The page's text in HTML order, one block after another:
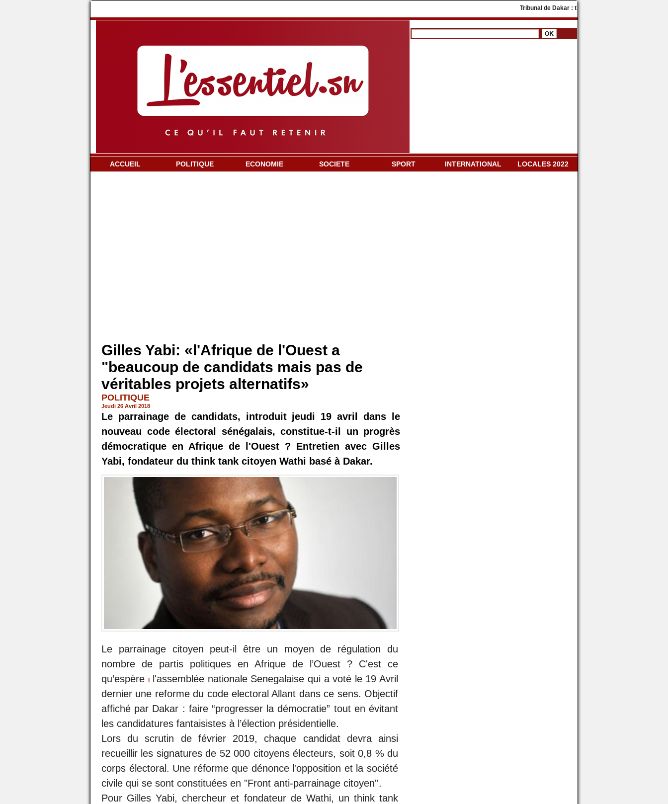
Tribunal de Dakar : trois militants de PASTEF
ACCUEIL POLITIQUE ECONOMIE SOCIETE SPORT INTERNATIONAL LOCALES 2022
Gilles Yabi: «l'Afrique de l'Ouest a
"beaucoup de candidats mais pas de
véritables projets alternatifs»
POLITIQUE
Jeudi 26 Avril 2018
Le parrainage de candidats, introduit jeudi 19 avril dans le
nouveau code électoral sénégalais, constitue-t-il un progrès
démocratique en Afrique de l'Ouest ? Entretien avec Gilles
Yabi, fondateur du think tank citoyen Wathi basé à Dakar.
Le parrainage citoyen peut-il être un moyen de régulation du
nombre de partis politiques en Afrique de l’Ouest ? C'est ce
qu’espère ll'assemblée nationale Senegalaise qui a voté le 19 Avril
dernier une reforme du code electoral Allant dans ce sens. Objectif
affiché par Dakar : faire “progresser la démocratie” tout en évitant
les candidatures fantaisistes à l’élection présidentielle.
Lors du scrutin de février 2019, chaque candidat devra ainsi
recueillir les signatures de 52 000 citoyens électeurs, soit 0,8 % du
corps électoral. Une réforme que dénonce l'opposition et la société
civile qui se sont constituées en "Front anti-parrainage citoyen''.
Pour Gilles Yabi, chercheur et fondateur de Wathi, un think tank